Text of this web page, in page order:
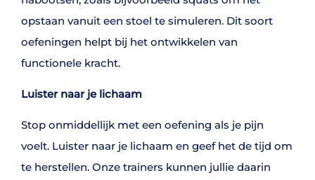
opstaan vanuit een stoel te simuleren. Dit soort
oefeningen helpt bij het ontwikkelen van
functionele kracht.
Luister naar je lichaam
Stop onmiddellijk met een oefening als je pijn
voelt. Luister naar je lichaam en geef het de tijd om
te herstellen. Onze trainers kunnen jullie daarin